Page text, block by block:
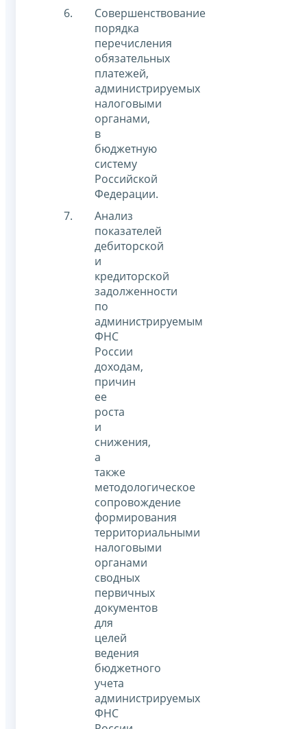
Совершенствование
порядка
перечисления
обязательных
платежей,
администрируемых
налоговыми
органами,
в
бюджетную
систему
Российской
Федерации.
Анализ
показателей
дебиторской
и
кредиторской
задолженности
по
администрируемым
ФНС
России
доходам,
причин
ее
роста
и
снижения,
а
также
методологическое
сопровождение
формирования
территориальными
налоговыми
органами
сводных
первичных
документов
для
целей
ведения
бюджетного
учета
администрируемых
ФНС